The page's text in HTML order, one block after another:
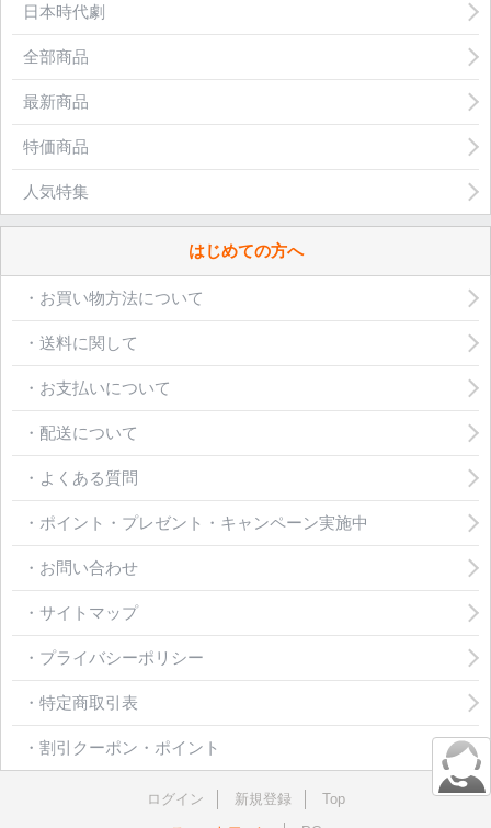
日本時代劇
全部商品
最新商品
特価商品
人気特集
はじめての方へ
・お買い物方法について
・送料に関して
・お支払いについて
・配送について
・よくある質問
・ポイント・プレゼント・キャンペーン実施中
・お問い合わせ
・サイトマップ
・プライバシーポリシー
・特定商取引表
・割引クーポン・ポイント
ログイン 新規登録
Top